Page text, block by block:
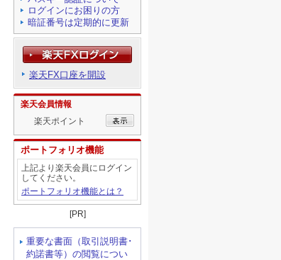
ログインにお困りの方
暗証番号は定期的に更新
楽天FX口座を開設
楽天会員情報
楽天ポイント
ポートフォリオ機能
上記より楽天会員にログイン
してください。
ポートフォリオ機能とは？
[PR]
重要な書面（取引説明書･
約諾書等）の閲覧につい